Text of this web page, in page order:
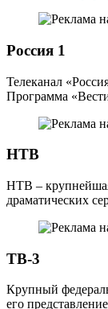
Россия 1
Телеканал
Программа
НТВ
НТВ – крупнейшая
драматических
ТВ-3
Крупный
его